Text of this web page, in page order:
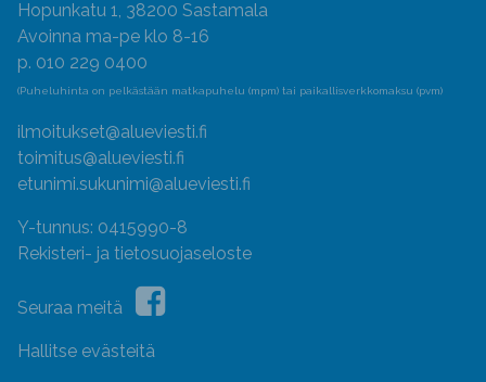
Hopunkatu 1, 38200 Sastamala
Avoinna ma-pe klo 8-16
p. 010 229 0400
(Puheluhinta on pelkästään matkapuhelu (mpm) tai paikallisverkkomaksu (pvm)
ilmoitukset@alueviesti.fi
toimitus@alueviesti.fi
etunimi.sukunimi@alueviesti.fi
Y-tunnus: 0415990-8
Rekisteri- ja tietosuojaseloste
Seuraa meitä
Hallitse evästeitä